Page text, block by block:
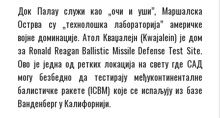
Док Палау служи као „очи и уши”, Маршалска
Острва су „технолошка лабораторија” америчке
војне доминације. Атол Кваџалејн (Kwajalein) је дом
за Ronald Reagan Ballistic Missile Defense Test Site.
Ово је једна од ретких локација на свету где САД
могу безбедно да тестирају међуконтиненталне
балистичке ракете (ICBM) које се испаљују из базе
Ванденберг у Калифорнији.